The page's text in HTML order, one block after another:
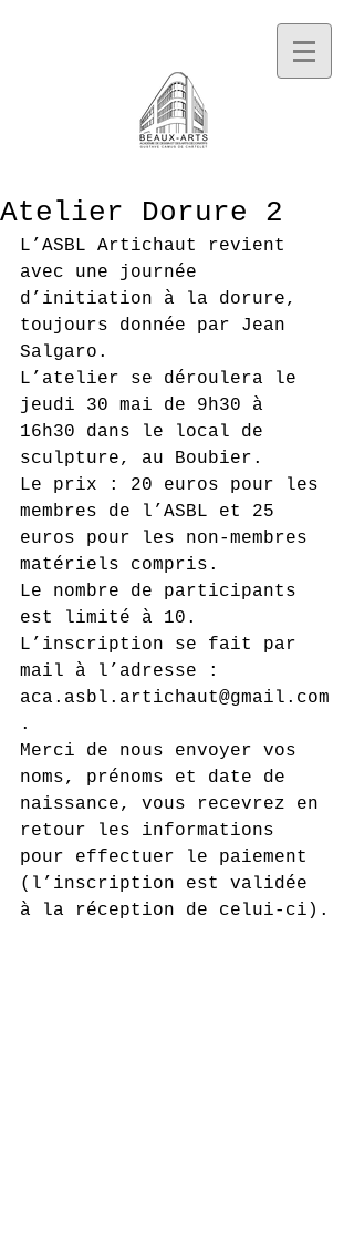
Atelier Dorure 2
L’ASBL Artichaut revient
avec une journée
d’initiation à la dorure,
toujours donnée par Jean
Salgaro.
L’atelier se déroulera le
jeudi 30 mai de 9h30 à
16h30 dans le local de
sculpture, au Boubier.
Le prix : 20 euros pour les
membres de l’ASBL et 25
euros pour les non-membres
matériels compris.
Le nombre de participants
est limité à 10.
L’inscription se fait par
mail à l’adresse :
aca.asbl.artichaut@gmail.com
.
Merci de nous envoyer vos
noms, prénoms et date de
naissance, vous recevrez en
retour les informations
pour effectuer le paiement
(l’inscription est validée
à la réception de celui-ci).